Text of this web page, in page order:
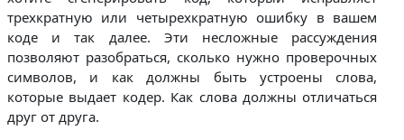
трехкратную или четырехкратную ошибку в вашем
коде и так далее. Эти несложные рассуждения
позволяют разобраться, сколько нужно проверочных
символов, и как должны быть устроены слова,
которые выдает кодер. Как слова должны отличаться
друг от друга.